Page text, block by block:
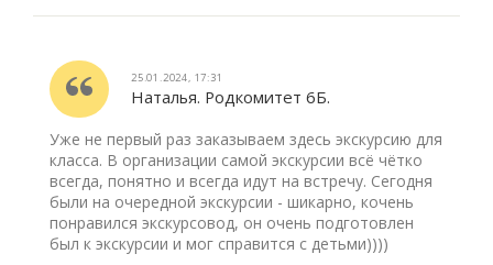
25.01.2024, 17:31
Наталья. Родкомитет 6Б.
Уже не первый раз заказываем здесь экскурсию для
класса. В организации самой экскурсии всё чётко
всегда, понятно и всегда идут на встречу. Сегодня
были на очередной экскурсии - шикарно, кочень
понравился экскурсовод, он очень подготовлен
был к экскурсии и мог справится с детьми))))